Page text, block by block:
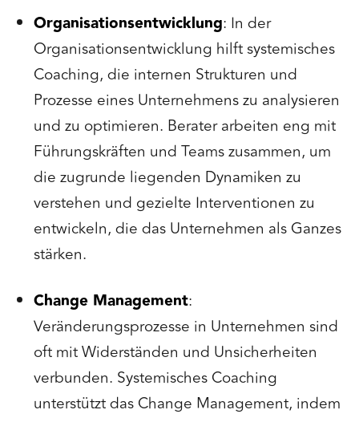
Organisationsentwicklung: In der
Organisationsentwicklung hilft systemisches
Coaching, die internen Strukturen und
Prozesse eines Unternehmens zu analysieren
und zu optimieren. Berater arbeiten eng mit
Führungskräften und Teams zusammen, um
die zugrunde liegenden Dynamiken zu
verstehen und gezielte Interventionen zu
entwickeln, die das Unternehmen als Ganzes
stärken.
Change Management:
Veränderungsprozesse in Unternehmen sind
oft mit Widerständen und Unsicherheiten
verbunden. Systemisches Coaching
unterstützt das Change Management, indem